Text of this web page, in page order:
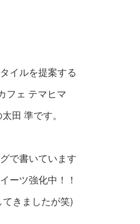
イルを提案する
フェ テマヒマ
田 準です。
で書いています
ーツ強化中！！
きましたが笑)